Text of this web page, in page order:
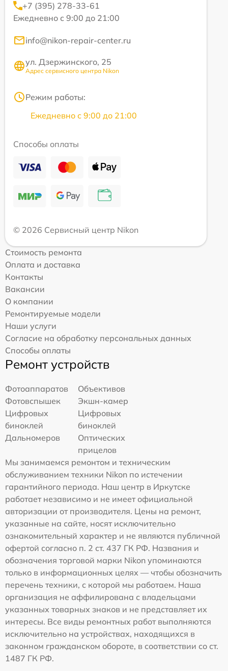
+7 (395) 278-33-61
Ежедневно с 9:00 до 21:00
info@nikon-repair-center.ru
ул. Дзержинского, 25
Адрес сервисного центра Nikon
Режим работы:
Ежедневно с 9:00 до 21:00
Способы оплаты
© 2026 Сервисный центр Nikon
Стоимость ремонта
Оплата и доставка
Контакты
Вакансии
О компании
Ремонтируемые модели
Наши услуги
Согласие на обработку персональных данных
Способы оплаты
Ремонт устройств
Фотоаппаратов
Объективов
Фотовспышек
Экшн-камер
Цифровых
биноклей
Цифровых
биноклей
Дальномеров
Оптических
прицелов
Мы занимаемся ремонтом и техническим
обслуживанием техники Nikon по истечении
гарантийного периода. Наш центр в Иркутске
работает независимо и не имеет официальной
авторизации от производителя. Цены на ремонт,
указанные на сайте, носят исключительно
ознакомительный характер и не являются публичной
офертой согласно п. 2 ст. 437 ГК РФ. Названия и
обозначения торговой марки Nikon упоминаются
только в информационных целях — чтобы обозначить
перечень техники, с которой мы работаем. Наша
организация не аффилирована с владельцами
указанных товарных знаков и не представляет их
интересы. Все виды ремонтных работ выполняются
исключительно на устройствах, находящихся в
законном гражданском обороте, в соответствии со ст.
1487 ГК РФ.